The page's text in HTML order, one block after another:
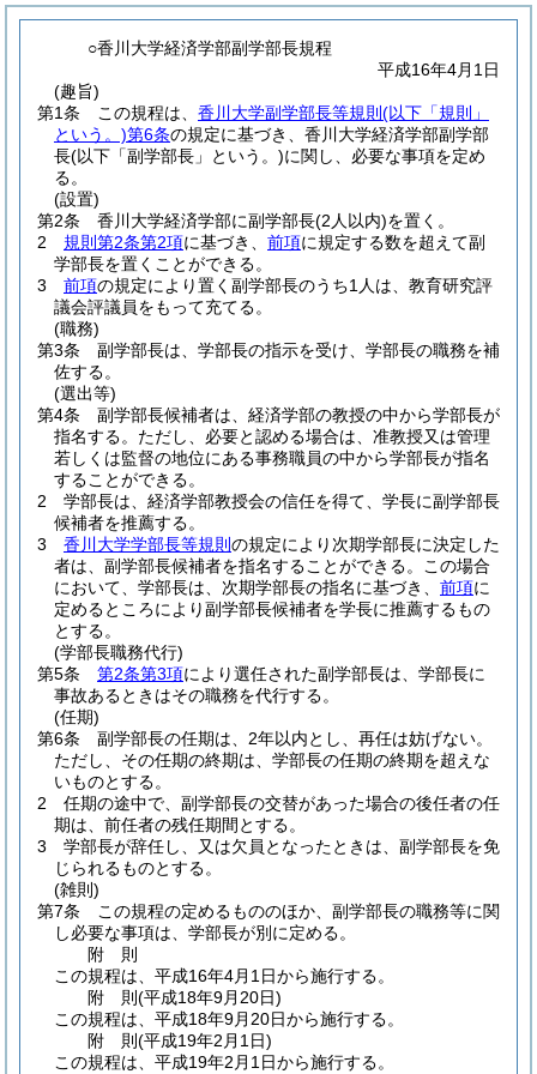
○香川大学経済学部副学部長規程
平成16年4月1日
(趣旨)
第1条
この規程は、 香川大学副学部長等規則 (以下「規則」
という。)第6条の規定に基づき、香川大学経済学部副学部
長(以下「副学部長」という。)に関し、必要な事項を定め
る。
(設置)
第2条
香川大学経済学部に副学部長(2人以内)を置く。
2
規則第2条第2項に基づき、 前項に規定する数を超えて副
学部長を置くことができる。
3
前項の規定により置く副学部長のうち1人は、教育研究評
議会評議員をもって充てる。
(職務)
第3条
副学部長は、学部長の指示を受け、学部長の職務を補
佐する。
(選出等)
第4条
副学部長候補者は、経済学部の教授の中から学部長が
指名する。 ただし、必要と認める場合は、准教授又は管理
若しくは監督の地位にある事務職員の中から学部長が指名
することができる。
2
学部長は、経済学部教授会の信任を得て、学長に副学部長
候補者を推薦する。
3
香川大学学部長等規則 の規定により次期学部長に決定した
者は、副学部長候補者を指名することができる。
この場合
において、学部長は、次期学部長の指名に基づき、 前項に
定めるところにより副学部長候補者を学長に推薦するもの
とする。
(学部長職務代行)
第5条
第2条第3項により選任された副学部長は、学部長に
事故あるときはその職務を代行する。
(任期)
第6条
副学部長の任期は、2年以内とし、再任は妨げない。
ただし、その任期の終期は、学部長の任期の終期を超えな
いものとする。
2
任期の途中で、副学部長の交替があった場合の後任者の任
期は、前任者の残任期間とする。
3
学部長が辞任し、又は欠員となったときは、副学部長を免
じられるものとする。
(雑則)
第7条
この規程の定めるもののほか、副学部長の職務等に関
し必要な事項は、学部長が別に定める。
附 則
この規程は、平成16年4月1日から施行する。
附 則(平成18年9月20日)
この規程は、平成18年9月20日から施行する。
附 則(平成19年2月1日)
この規程は、平成19年2月1日から施行する。